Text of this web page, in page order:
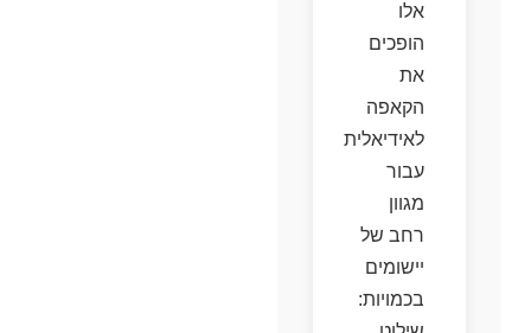
אלו
הופכים
את
הקאפה
לאידיאלית
עבור
מגוון
רחב של
יישומים
בכמויות: